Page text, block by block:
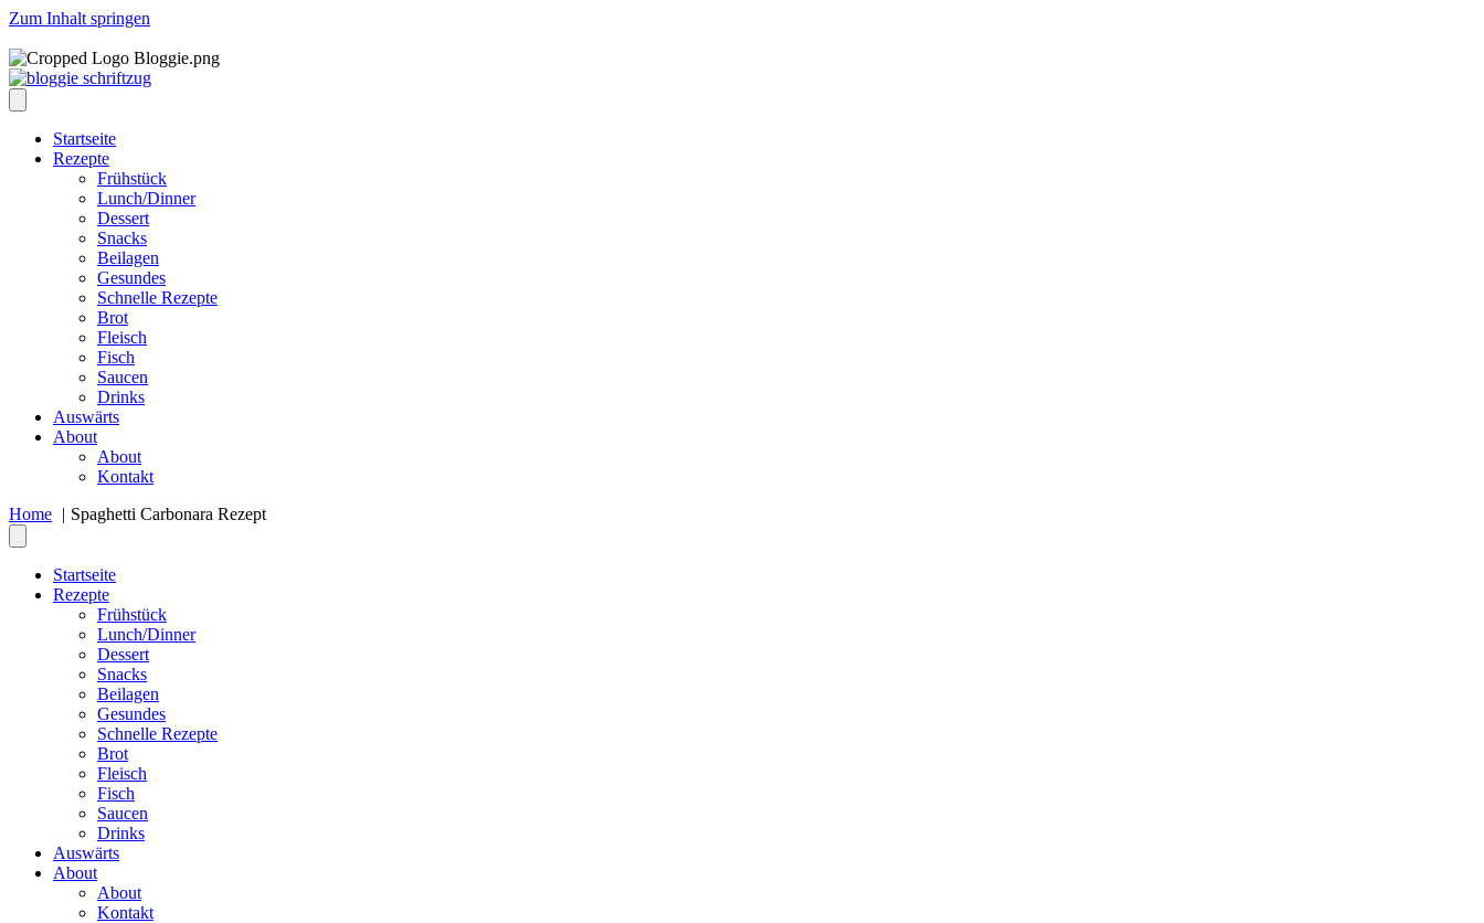
Zum Inhalt springen
Startseite
Rezepte
Frühstück
Lunch/Dinner
Dessert
Snacks
Beilagen
Gesundes
Schnelle Rezepte
Brot
Fleisch
Fisch
Saucen
Drinks
Auswärts
About
About
Kontakt
Home
Spaghetti Carbonara Rezept
Startseite
Rezepte
Frühstück
Lunch/Dinner
Dessert
Snacks
Beilagen
Gesundes
Schnelle Rezepte
Brot
Fleisch
Fisch
Saucen
Drinks
Auswärts
About
About
Kontakt